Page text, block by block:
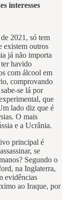
interesses
2021, só tem
existem outros
já não importa
ter havido
com álcool em
comprovando
se lá por
que
lado diz que é
O mais
e a Ucrânia.
principal é
se
Segundo o
na Inglaterra,
evidências
ao Iraque, por